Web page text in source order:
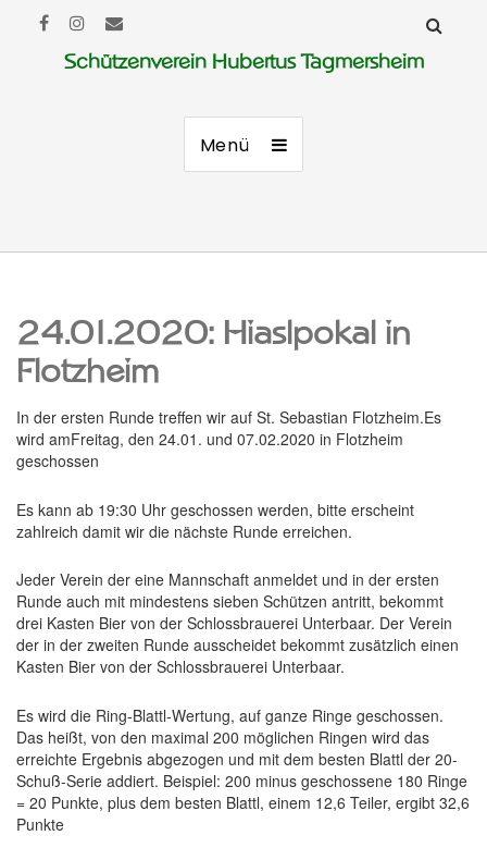
Schützenverein Hubertus Tagmersheim
Menü
24.01.2020: Hiaslpokal in
Flotzheim
In der ersten Runde treffen wir auf St. Sebastian Flotzheim.Es
wird amFreitag, den 24.01. und 07.02.2020 in Flotzheim
geschossen
Es kann ab 19:30 Uhr geschossen werden, bitte erscheint
zahlreich damit wir die nächste Runde erreichen.
Jeder Verein der eine Mannschaft anmeldet und in der ersten
Runde auch mit mindestens sieben Schützen antritt, bekommt
drei Kasten Bier von der Schlossbrauerei Unterbaar. Der Verein
der in der zweiten Runde ausscheidet bekommt zusätzlich einen
Kasten Bier von der Schlossbrauerei Unterbaar.
Es wird die Ring-Blattl-Wertung, auf ganze Ringe geschossen.
Das heißt, von den maximal 200 möglichen Ringen wird das
erreichte Ergebnis abgezogen und mit dem besten Blattl der 20-
Schuß-Serie addiert. Beispiel: 200 minus geschossene 180 Ringe
= 20 Punkte, plus dem besten Blattl, einem 12,6 Teiler, ergibt 32,6
Punkte